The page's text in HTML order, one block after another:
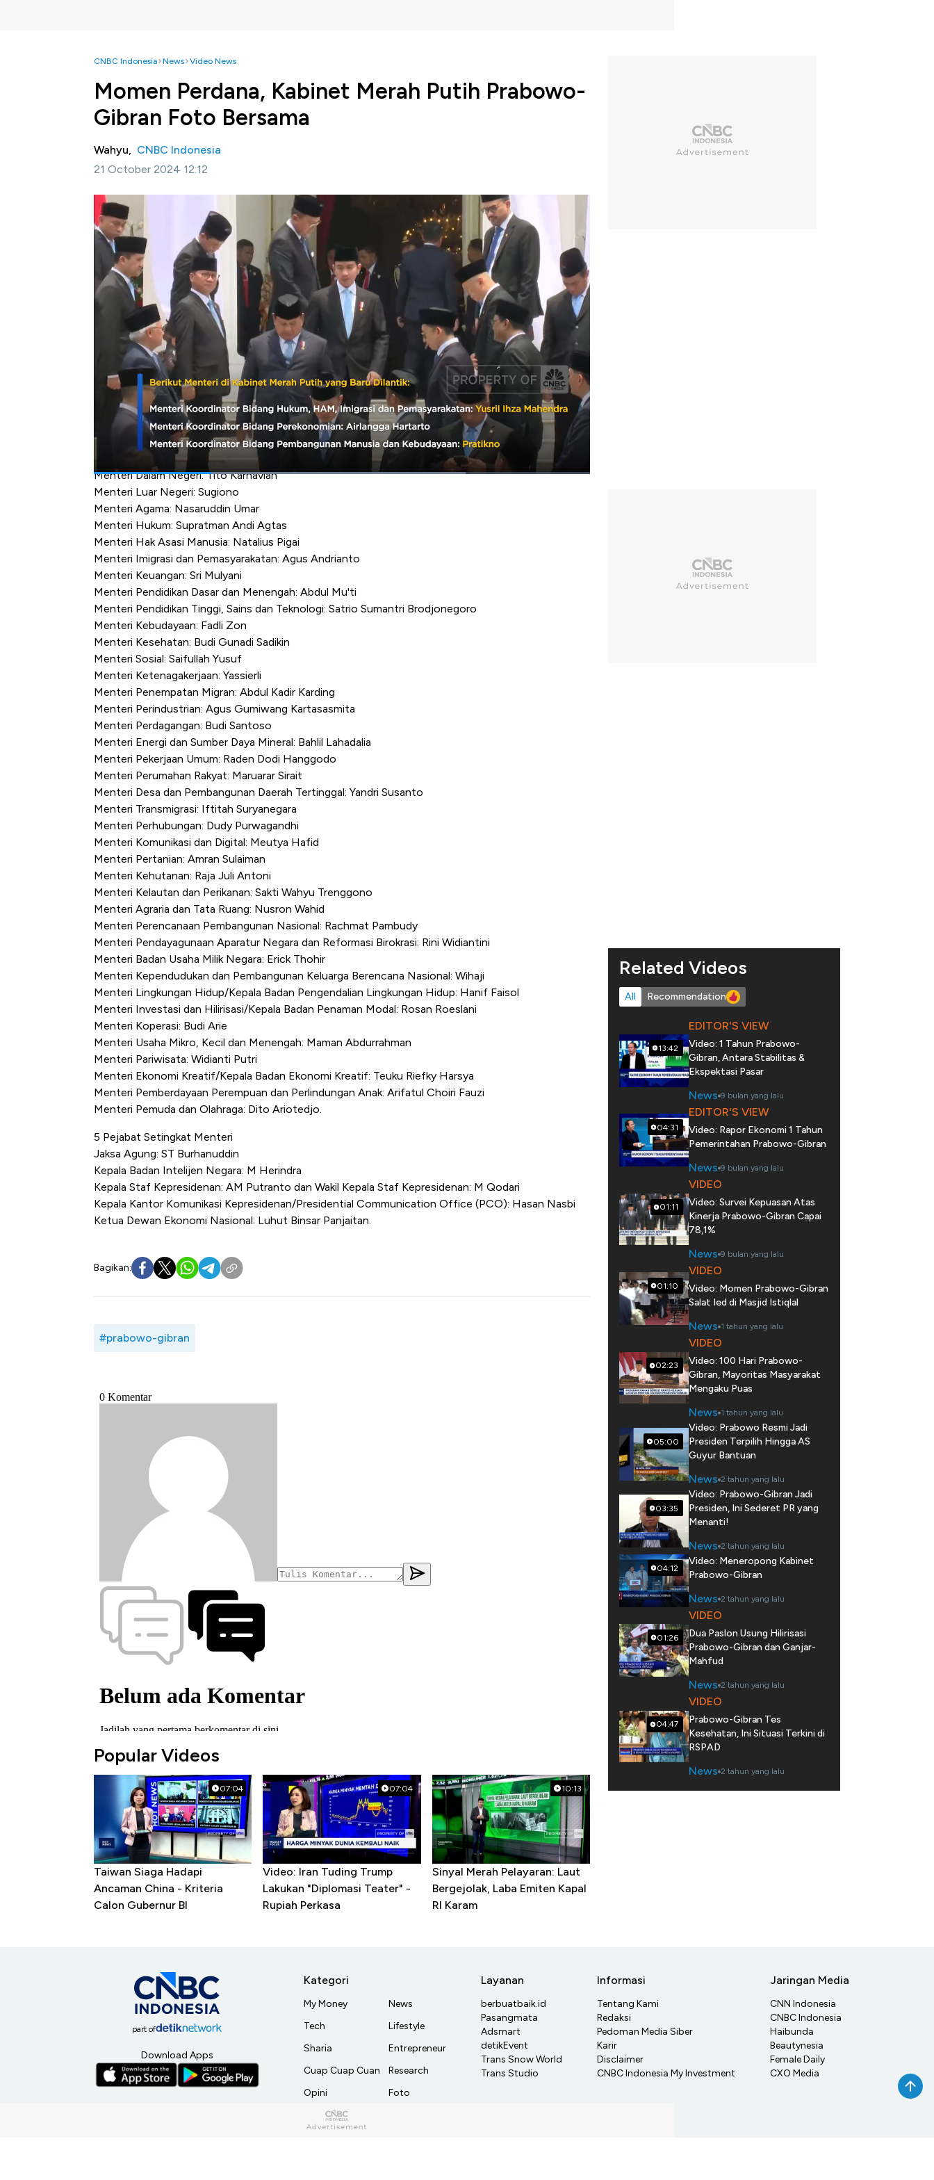
CNBC Indonesia News Video News
Momen Perdana, Kabinet Merah Putih Prabowo-
Gibran Foto Bersama
Wahyu, CNBC Indonesia
21 October 2024 12:12
Jakarta, Cnbc Indonesia -
Presiden Prabowo Subianto resmi melantik para menteri di Kabinet
Merah Putih. Pelantikan 48 menteri hingga 5 pejabat setingkat menteri digelar Senin (21/10/2024)
pukul 10.00 WIB.
Inilah momen, foto bersama perdana setelah dilantiknya para punggawa presiden di Istana Negara.
Berikut Menteri di Kabinet Merah Putih yang Baru Dilantik:
Menteri Koordinator Bidang Hukum, HAM, Imigrasi dan Pemasyarakatan: Yusril Ihza Mahendra
Menteri Koordinator Bidang Perekonomian: Airlangga Hartarto
Menteri Koordinator Bidang Pembangunan Manusia dan Kebudayaan: Pratikno
Menteri Koordinator Politik dan Keamanan: Budi Gunawan
Menteri Koordinator Bidang Infrastruktur dan Pembangunan Kewilayahan: Agus Harimurti
Yudhoyono
Menteri Koordinator Pangan: Zulkifli Hasan
Menteri Koordinator Pemberdayaan Masyarakat: Abdul Muhaimin Iskandar
Menteri Sekretaris Negara: Prasetyo Hadi
Menteri Pertahanan: Sjafrie Sjamsoeddin
Menteri Dalam Negeri: Tito Karnavian
Menteri Luar Negeri: Sugiono
Menteri Agama: Nasaruddin Umar
Menteri Hukum: Supratman Andi Agtas
Menteri Hak Asasi Manusia: Natalius Pigai
Menteri Imigrasi dan Pemasyarakatan: Agus Andrianto
Menteri Keuangan: Sri Mulyani
Menteri Pendidikan Dasar dan Menengah: Abdul Mu'ti
Menteri Pendidikan Tinggi, Sains dan Teknologi: Satrio Sumantri Brodjonegoro
Menteri Kebudayaan: Fadli Zon
Menteri Kesehatan: Budi Gunadi Sadikin
Menteri Sosial: Saifullah Yusuf
Menteri Ketenagakerjaan: Yassierli
Menteri Penempatan Migran: Abdul Kadir Karding
Menteri Perindustrian: Agus Gumiwang Kartasasmita
Menteri Perdagangan: Budi Santoso
Menteri Energi dan Sumber Daya Mineral: Bahlil Lahadalia
Menteri Pekerjaan Umum: Raden Dodi Hanggodo
Menteri Perumahan Rakyat: Maruarar Sirait
Menteri Desa dan Pembangunan Daerah Tertinggal: Yandri Susanto
Menteri Transmigrasi: Iftitah Suryanegara
Menteri Perhubungan: Dudy Purwagandhi
Menteri Komunikasi dan Digital: Meutya Hafid
Menteri Pertanian: Amran Sulaiman
Menteri Kehutanan: Raja Juli Antoni
Menteri Kelautan dan Perikanan: Sakti Wahyu Trenggono
Menteri Agraria dan Tata Ruang: Nusron Wahid
Menteri Perencanaan Pembangunan Nasional: Rachmat Pambudy
Menteri Pendayagunaan Aparatur Negara dan Reformasi Birokrasi: Rini Widiantini
Menteri Badan Usaha Milik Negara: Erick Thohir
Menteri Kependudukan dan Pembangunan Keluarga Berencana Nasional: Wihaji
Menteri Lingkungan Hidup/Kepala Badan Pengendalian Lingkungan Hidup: Hanif Faisol
Menteri Investasi dan Hilirisasi/Kepala Badan Penaman Modal: Rosan Roeslani
Menteri Koperasi: Budi Arie
Menteri Usaha Mikro, Kecil dan Menengah: Maman Abdurrahman
Menteri Pariwisata: Widianti Putri
Menteri Ekonomi Kreatif/Kepala Badan Ekonomi Kreatif: Teuku Riefky Harsya
Menteri Pemberdayaan Perempuan dan Perlindungan Anak: Arifatul Choiri Fauzi
Menteri Pemuda dan Olahraga: Dito Ariotedjo.
5 Pejabat Setingkat Menteri
Jaksa Agung: ST Burhanuddin
Kepala Badan Intelijen Negara: M Herindra
Kepala Staf Kepresidenan: AM Putranto dan Wakil Kepala Staf Kepresidenan: M Qodari
Kepala Kantor Komunikasi Kepresidenan/Presidential Communication Office (PCO): Hasan Nasbi
Ketua Dewan Ekonomi Nasional: Luhut Binsar Panjaitan.
Bagikan:
#prabowo-gibran
Popular Videos
07:04
Taiwan Siaga Hadapi
Ancaman China - Kriteria
Calon Gubernur BI
07:04
Video: Iran Tuding Trump
Lakukan "Diplomasi Teater" -
Rupiah Perkasa
10:13
Sinyal Merah Pelayaran: Laut
Bergejolak, Laba Emiten Kapal
RI Karam
Related Videos
All Recommendation
13:42
EDITOR'S VIEW
Video: 1 Tahun Prabowo-
Gibran, Antara Stabilitas &
Ekspektasi Pasar
News 9 bulan yang lalu
04:31
EDITOR'S VIEW
Video: Rapor Ekonomi 1 Tahun
Pemerintahan Prabowo-Gibran
News 9 bulan yang lalu
01:11
VIDEO
Video: Survei Kepuasan Atas
Kinerja Prabowo-Gibran Capai
78,1%
News 9 bulan yang lalu
01:10
VIDEO
Video: Momen Prabowo-Gibran
Salat Ied di Masjid Istiqlal
News 1 tahun yang lalu
02:23
VIDEO
Video: 100 Hari Prabowo-
Gibran, Mayoritas Masyarakat
Mengaku Puas
News 1 tahun yang lalu
05:00
Video: Prabowo Resmi Jadi
Presiden Terpilih Hingga AS
Guyur Bantuan
News 2 tahun yang lalu
03:35
Video: Prabowo-Gibran Jadi
Presiden, Ini Sederet PR yang
Menanti!
News 2 tahun yang lalu
04:12
Video: Meneropong Kabinet
Prabowo-Gibran
News 2 tahun yang lalu
01:26
VIDEO
Dua Paslon Usung Hilirisasi
Prabowo-Gibran dan Ganjar-
Mahfud
News 2 tahun yang lalu
04:47
VIDEO
Prabowo-Gibran Tes
Kesehatan, Ini Situasi Terkini di
RSPAD
News 2 tahun yang lalu
part of
Download Apps
Kategori
My Money
Tech
Sharia
Cuap Cuap Cuan
Opini
Video
News
Lifestyle
Entrepreneur
Research
Foto
Layanan
berbuatbaik.id
Pasangmata
Adsmart
detikEvent
Trans Snow World
Trans Studio
Informasi
Tentang Kami
Redaksi
Pedoman Media Siber
Karir
Disclaimer
CNBC Indonesia My Investment
Jaringan Media
CNN Indonesia
CNBC Indonesia
Haibunda
Beautynesia
Female Daily
CXO Media